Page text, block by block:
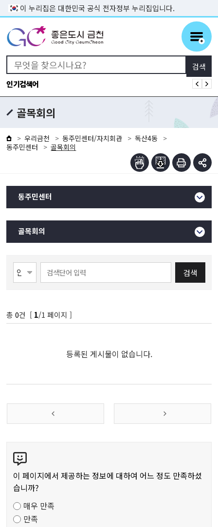
본문 바로가기
이 누리집은 대한민국 공식 전자정부 누리집입니다.
인기검색어
골목회의
우리금천 동주민센터/자치회관
독산4동
동주민센터
골목회의
동주민센터
골목회의
검색
총0건 [ 1/1 페이지 ]
등록된 게시물이 없습니다.
텐
츠
만
도
조
이 페이지에서 제공하는 정보에 대하여 어느 정도 만족하셨
습니까?
매우 만족
만족